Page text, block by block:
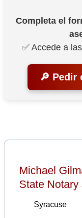
Completa el
✅ Accede a
🔎 Pedir
Michael
State
Syracuse